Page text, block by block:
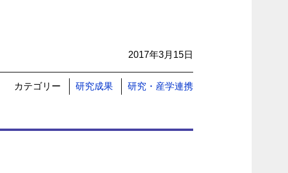
2017年3月15日
カテゴリー 研究成果 研究・産学連携